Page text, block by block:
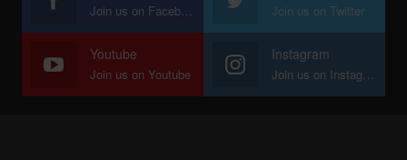
Join us on Facebook Join us on Twitter
Youtube
Join us on Youtube
Instagram
Join us on Instagram